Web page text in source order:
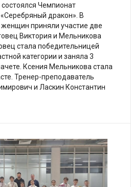
Чемпионат
дракон». В
приняли участие две
Виктория и Мельникова
стала победительницей
категории и заняла 3
Ксения Мельникова стала
Тренер-преподаватель
и Ласкин Константин